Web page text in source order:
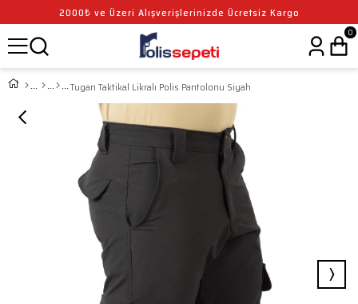
2000₺ ve Üzeri Alışverişlerinizde Ücretsiz Kargo
0
Tugan Taktikal Likralı Polis Pantolonu Siyah
›